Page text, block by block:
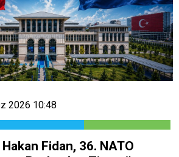
2026 10:48
Hakan Fidan, 36.⁠ ⁠NATO